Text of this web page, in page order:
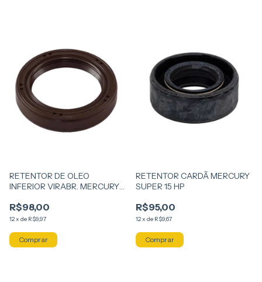
RETENTOR DE OLEO
INFERIOR VIRABR. MERCURY
R$98,00
12x de R$9,97
RETENTOR CARDÃ MERCURY
SUPER 15 HP
R$95,00
12x de R$9,67